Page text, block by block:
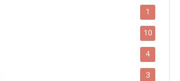
1
10
4
3